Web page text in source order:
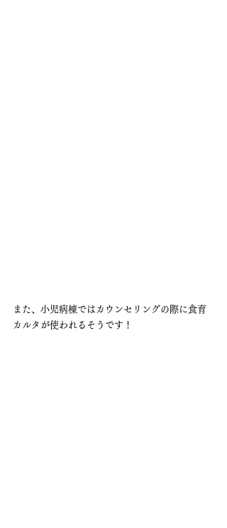
また、小児病棟ではカウンセリングの際に食育
カルタが使われるそうです！